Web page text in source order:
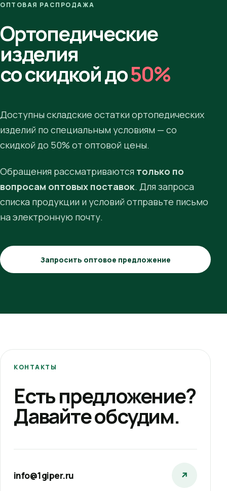
ОПТОВАЯ РАСПРОДАЖА
Ортопедические
изделия
со скидкой до50%
Доступны складские остатки ортопедических
изделий по специальным условиям — со
скидкой до 50% от оптовой цены.
Обращения рассматриваются только по
вопросам оптовых поставок. Для запроса
списка продукции и условий отправьте письмо
на электронную почту.
Запросить оптовое предложение
КОНТАКТЫ
Есть предложение?
Давайте обсудим.
info@1giper.ru ↗